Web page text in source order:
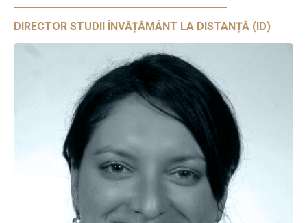
DIRECTOR STUDII ÎNVĂȚĂMÂNT LA DISTANȚĂ (ID)